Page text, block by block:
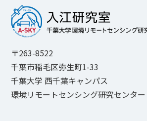
〒263-8522
千葉市稲毛区弥生町1-33
千葉大学 西千葉キャンパス
環境リモートセンシング研究センター